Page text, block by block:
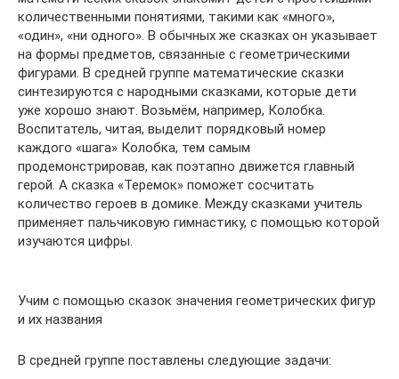
количественными понятиями, такими как «много»,
«один», «ни одного». В обычных же сказках он указывает
на формы предметов, связанные с геометрическими
фигурами. В средней группе математические сказки
синтезируются с народными сказками, которые дети
уже хорошо знают. Возьмём, например, Колобка.
Воспитатель, читая, выделит порядковый номер
каждого «шага» Колобка, тем самым
продемонстрировав, как поэтапно движется главный
герой. А сказка «Теремок» поможет сосчитать
количество героев в домике. Между сказками учитель
применяет пальчиковую гимнастику, с помощью которой
изучаются цифры.
Учим с помощью сказок значения геометрических фигур
и их названия
В средней группе поставлены следующие задачи: